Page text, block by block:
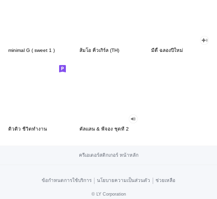
minimal G ( sweet 1 ) ส้มโอ คิ้วเกิร์ล (TH) มีดี้ ฉลองปีใหม่
ดิวดิว ชีวิตทำงาน คัลแลน & พี่จอง ชุดที่ 2
ครีเอเตอร์สติกเกอร์ หน้าหลัก
ข้อกำหนดการใช้บริการ | นโยบายความเป็นส่วนตัว | ช่วยเหลือ
© LY Corporation